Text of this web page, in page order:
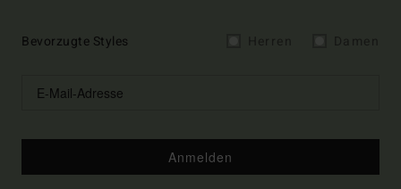
Bevorzugte Styles
Anmelden